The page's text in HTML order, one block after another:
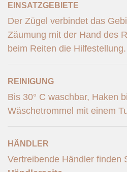
EINSATZGEBIETE
Der Zügel verbindet das
Zäumung mit der Hand des
beim Reiten die Hilfestellung.
REINIGUNG
Bis 30° C waschbar, Haken
Wäschetrommel mit einem
HÄNDLER
Vertreibende Händler finden